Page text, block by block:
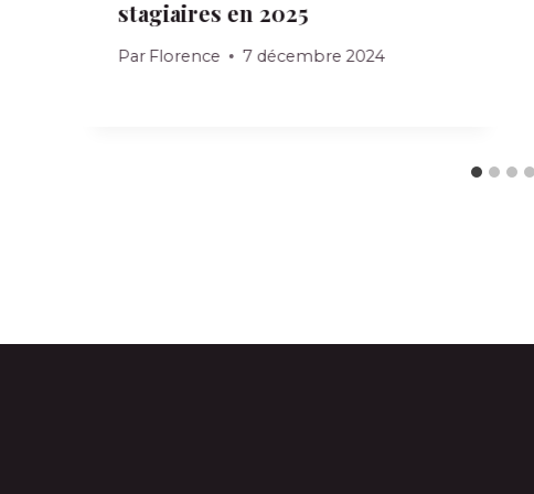
stagiaires en 2025
Par Florence 7 décembre 2024